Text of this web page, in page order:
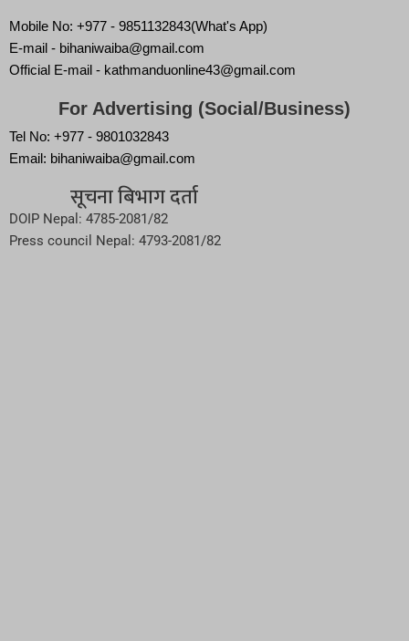
Mobile No: +977 - 9851132843(What's App)
E-mail - bihaniwaiba@gmail.com
Official E-mail - kathmanduonline43@gmail.com
For Advertising (Social/Business)
Tel No: +977 - 9801032843
Email: bihaniwaiba@gmail.com
सूचना बिभाग दर्ता
DOIP Nepal: 4785-2081/82
Press council Nepal: 4793-2081/82